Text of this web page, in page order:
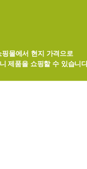
몰에서 현지 가격으로
제품을 쇼핑할 수 있습니